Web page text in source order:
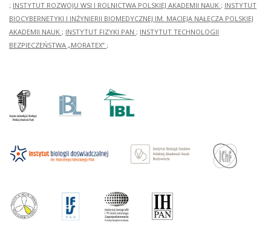
; INSTYTUT ROZWOJU WSI I ROLNICTWA POLSKIEJ AKADEMII NAUK ; INSTYTUT
BIOCYBERNETYKI I INŻYNIERII BIOMEDYCZNEJ IM. MACIEJA NAŁĘCZA POLSKIEJ
AKADEMII NAUK ; INSTYTUT FIZYKI PAN ; INSTYTUT TECHNOLOGII
BEZPIECZEŃSTWA „MORATEX” ;